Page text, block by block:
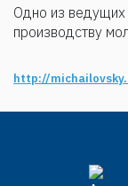
Одно из
производству
http://